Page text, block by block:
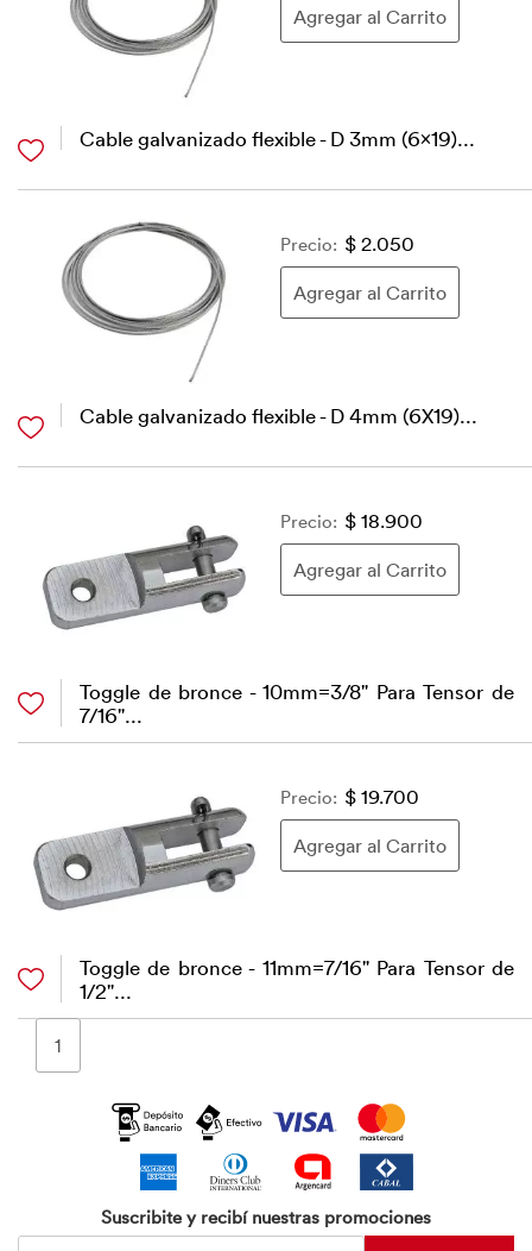
Cable galvanizado flexible - D 3mm (6x19)...
Precio: $ 2.050
Cable galvanizado flexible - D 4mm (6X19)...
Precio: $ 18.900
Toggle de bronce - 10mm=3/8" Para Tensor de
7/16"...
Precio: $ 19.700
Toggle de bronce - 11mm=7/16" Para Tensor de
1/2"...
1
Suscribite y recibí nuestras promociones